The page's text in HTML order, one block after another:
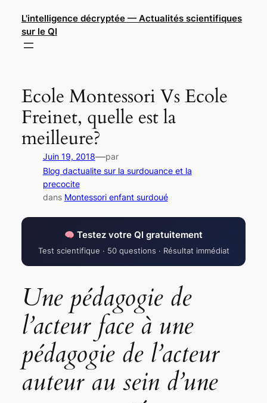
contenu
L'intelligence décryptée — Actualités scientifiques
sur le QI
Ecole Montessori Vs Ecole
Freinet, quelle est la
meilleure?
Juin 19, 2018—par
Blog dactualite sur la surdouance et la
precocite
dans Montessori enfant surdoué
Testez votre QI gratuitement
Test scientifique · 50 questions · Résultat immédiat
Une pédagogie de
l’acteur face à une
pédagogie de l’acteur
auteur au sein d’une